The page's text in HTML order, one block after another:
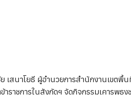
สนาโยธี ผู้อำนวยการสำนักงานเขตพื้
ชการในสังกัดฯ จัดกิจกรรมเคารพธง